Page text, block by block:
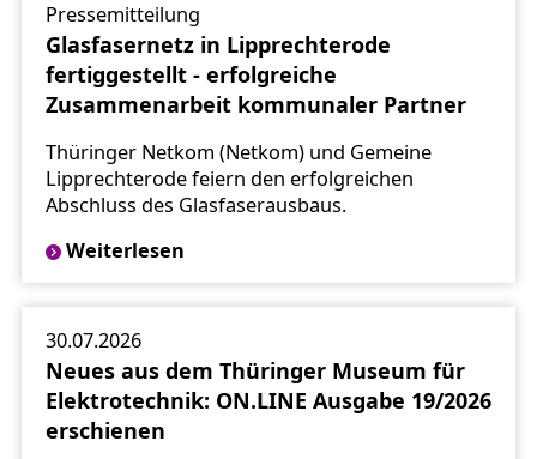
Pressemitteilung
Glasfasernetz in Lipprechterode
fertiggestellt - erfolgreiche
Zusammenarbeit kommunaler Partner
Thüringer Netkom (Netkom) und Gemeine
Lipprechterode feiern den erfolgreichen
Abschluss des Glasfaserausbaus.
Weiterlesen
30.07.2026
Neues aus dem Thüringer Museum für
Elektrotechnik: ON.LINE Ausgabe 19/2026
erschienen